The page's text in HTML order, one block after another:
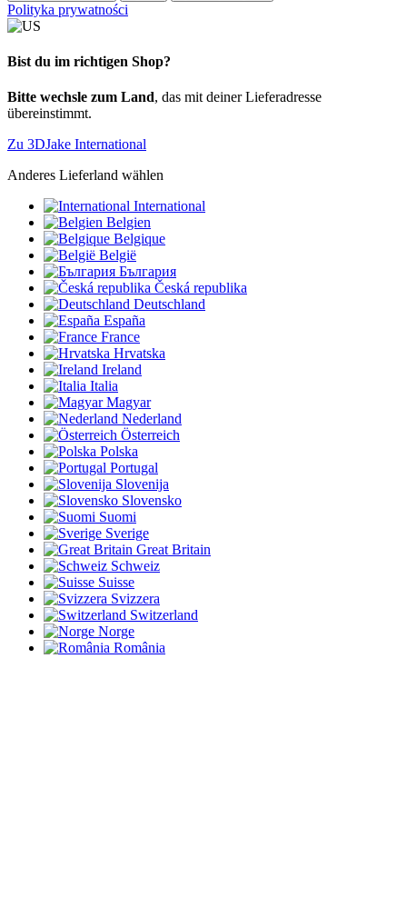
Polityka prywatności
Bist du im richtigen Shop?
Bitte wechsle zum Land, das mit deiner Lieferadresse
übereinstimmt.
Zu 3DJake International
Anderes Lieferland wählen
International
Belgien
Belgique
België
България
Česká republika
Deutschland
España
France
Hrvatska
Ireland
Italia
Magyar
Nederland
Österreich
Polska
Portugal
Slovenija
Slovensko
Suomi
Sverige
Great Britain
Schweiz
Suisse
Svizzera
Switzerland
Norge
România